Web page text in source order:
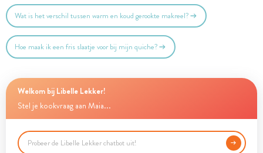
Wat is het verschil tussen warm en koud gerookte makreel?
Hoe maak ik een fris slaatje voor bij mijn quiche?
Welkom bij Libelle Lekker!
Stel je kookvraag aan Maia...